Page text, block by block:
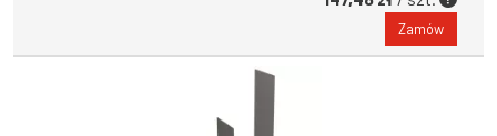
Zamów